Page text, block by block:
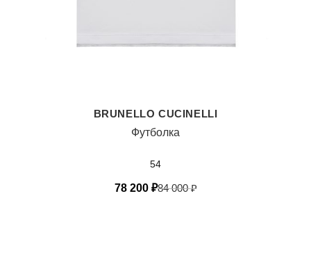
BRUNELLO CUCINELLI
Футболка
54
84 000₽
78 200 ₽